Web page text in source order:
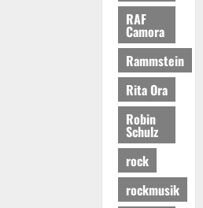
RAF
Camora
Rammstein
Rita Ora
Robin
Schulz
rock
rockmusik